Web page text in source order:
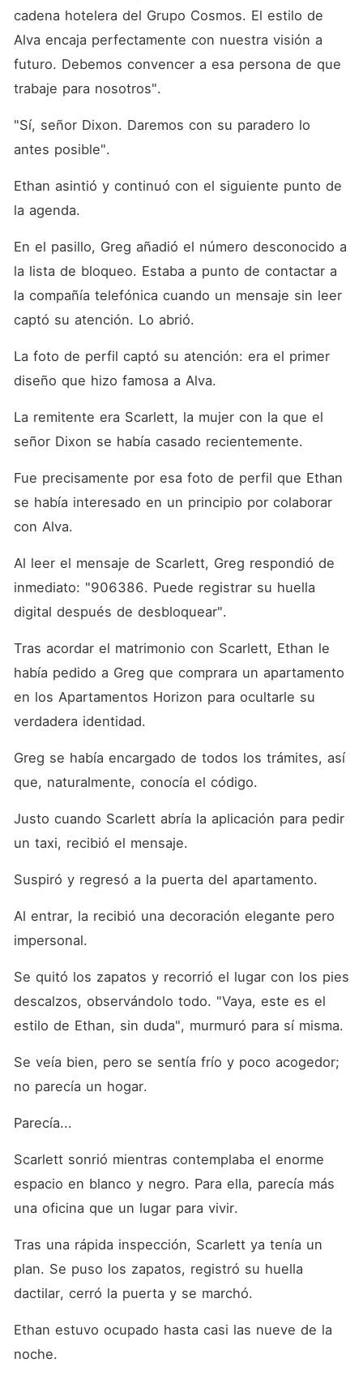
cadena hotelera del Grupo Cosmos. El estilo de
Alva encaja perfectamente con nuestra visión a
futuro. Debemos convencer a esa persona de que
trabaje para nosotros".
"Sí, señor Dixon. Daremos con su paradero lo
antes posible".
Ethan asintió y continuó con el siguiente punto de
la agenda.
En el pasillo, Greg añadió el número desconocido a
la lista de bloqueo. Estaba a punto de contactar a
la compañía telefónica cuando un mensaje sin leer
captó su atención. Lo abrió.
La foto de perfil captó su atención: era el primer
diseño que hizo famosa a Alva.
La remitente era Scarlett, la mujer con la que el
señor Dixon se había casado recientemente.
Fue precisamente por esa foto de perfil que Ethan
se había interesado en un principio por colaborar
con Alva.
Al leer el mensaje de Scarlett, Greg respondió de
inmediato: "906386. Puede registrar su huella
digital después de desbloquear".
Tras acordar el matrimonio con Scarlett, Ethan le
había pedido a Greg que comprara un apartamento
en los Apartamentos Horizon para ocultarle su
verdadera identidad.
Greg se había encargado de todos los trámites, así
que, naturalmente, conocía el código.
Justo cuando Scarlett abría la aplicación para pedir
un taxi, recibió el mensaje.
Suspiró y regresó a la puerta del apartamento.
Al entrar, la recibió una decoración elegante pero
impersonal.
Se quitó los zapatos y recorrió el lugar con los pies
descalzos, observándolo todo. "Vaya, este es el
estilo de Ethan, sin duda", murmuró para sí misma.
Se veía bien, pero se sentía frío y poco acogedor;
no parecía un hogar.
Parecía...
Scarlett sonrió mientras contemplaba el enorme
espacio en blanco y negro. Para ella, parecía más
una oficina que un lugar para vivir.
Tras una rápida inspección, Scarlett ya tenía un
plan. Se puso los zapatos, registró su huella
dactilar, cerró la puerta y se marchó.
Ethan estuvo ocupado hasta casi las nueve de la
noche.